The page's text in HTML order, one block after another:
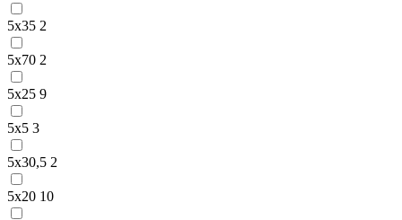
5х35 2
5х70 2
5х25 9
5х5 3
5х30,5 2
5х20 10